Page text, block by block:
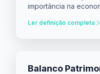
importância na
Ler definição completa
Balanco